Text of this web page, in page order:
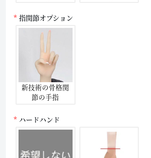
指関節オプション
新技術の骨格関
節の手指
ハードハンド